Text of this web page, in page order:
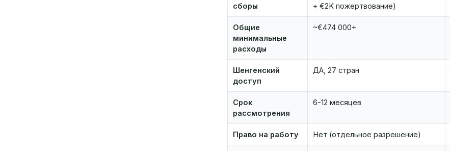
сборы
+ €2K пожертвование)
Общие
минимальные
расходы
~€474 000+
Шенгенский
доступ
ДА, 27 стран
Срок
рассмотрения
6-12 месяцев
Право на работу Нет (отдельное разрешение)